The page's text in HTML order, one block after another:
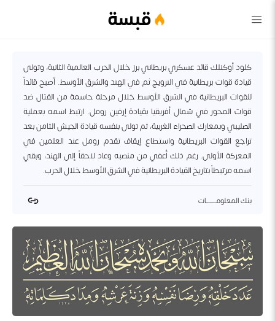
قبسة
كلود أوكنلك قائد عسكري بريطاني برز خلال الحرب العالمية الثانية، وتولى
قيادة قوات بريطانية في النرويج ثم في الهند والشرق الأوسط. أصبح قائداً
للقوات البريطانية في الشرق الأوسط خلال مرحلة حاسمة من القتال ضد
قوات المحور في شمال أفريقيا بقيادة إرفين رومل. ارتبط اسمه بعملية
الصليبي وبمعارك الصحراء الغربية، ثم تولى بنفسه قيادة الجيش الثامن بعد
تراجع القوات البريطانية واستطاع إيقاف تقدم رومل عند العلمين في
المعركة الأولى. رغم ذلك أُعفي من منصبه وعاد لاحقاً إلى الهند، وبقي
اسمه مرتبطاً بتاريخ القيادة البريطانية في الشرق الأوسط خلال الحرب.
بنك المعلومــــــــات